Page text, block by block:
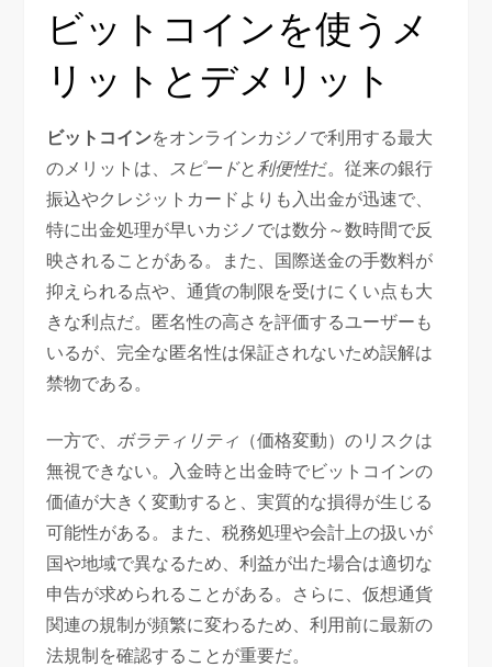
ビットコインを使うメ
リットとデメリット
ビットコインをオンラインカジノで利用する最大
のメリットは、
スピードと利便性だ。従来の銀行
振込やクレジットカードよりも入出金が迅速で、
特に出金処理が早いカジノでは数分～数時間で反
映されることがある。また、国際送金の手数料が
抑えられる点や、通貨の制限を受けにくい点も大
きな利点だ。匿名性の高さを評価するユーザーも
いるが、完全な匿名性は保証されないため誤解は
禁物である。
一方で、 ボラティリティ （価格変動）のリスクは
無視できない。入金時と出金時でビットコインの
価値が大きく変動すると、実質的な損得が生じる
可能性がある。また、税務処理や会計上の扱いが
国や地域で異なるため、利益が出た場合は適切な
申告が求められることがある。さらに、仮想通貨
関連の規制が頻繁に変わるため、利用前に最新の
法規制を確認することが重要だ。